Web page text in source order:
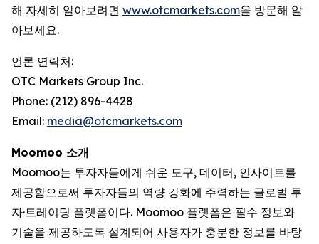
해 자세히 알아보려면 www.otcmarkets.com을 방문해 알
아보세요.
언론 연락처:
OTC Markets Group Inc.
Phone: (212) 896-4428
Email: media@otcmarkets.com
Moomoo 소개
Moomoo는 투자자들에게 쉬운 도구, 데이터, 인사이트를
제공함으로써 투자자들의 역량 강화에 주력하는 글로벌 투
자·트레이딩 플랫폼이다. Moomoo 플랫폼은 필수 정보와
기술을 제공하도록 설계되어 사용자가 충분한 정보를 바탕